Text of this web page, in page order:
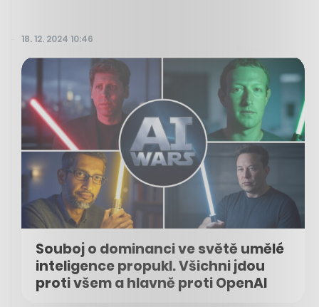
18. 12. 2024 10:46
Souboj o dominanci ve světě umělé
inteligence propukl. Všichni jdou
proti všem a hlavně proti OpenAI